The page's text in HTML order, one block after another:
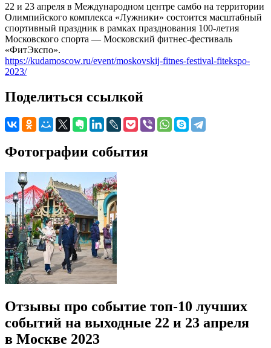
22 и 23 апреля в Международном центре самбо на территории
Олимпийского комплекса «Лужники» состоится масштабный
спортивный праздник в рамках празднования 100-летия
Московского спорта — Московский фитнес-фестиваль
«ФитЭкспо».
https://kudamoscow.ru/event/moskovskij-fitnes-festival-fitekspo-
2023/
Поделиться ссылкой
Фотографии события
Отзывы про событие топ-10 лучших
событий на выходные 22 и 23 апреля
в Москве 2023